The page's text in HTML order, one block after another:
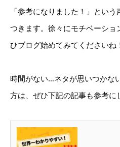
「参考になりました！」とい
つきます。徐々にモチベーシ
ひブログ始めてみてくださいね
時間がない…ネタが思いつかな
方は、ぜひ下記の記事も参考に